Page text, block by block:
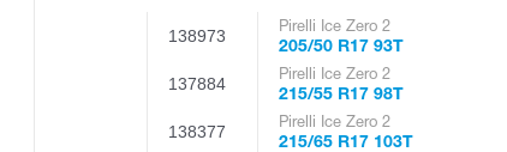
138973 Pirelli Ice Zero 2
205/50 R17 93T
137884 Pirelli Ice Zero 2
215/55 R17 98T
138377 Pirelli Ice Zero 2
215/65 R17 103T